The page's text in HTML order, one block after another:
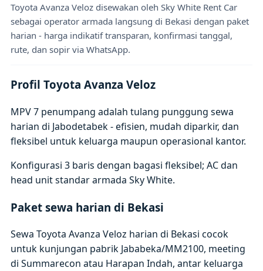
Toyota Avanza Veloz disewakan oleh Sky White Rent Car
sebagai operator armada langsung di Bekasi dengan paket
harian - harga indikatif transparan, konfirmasi tanggal,
rute, dan sopir via WhatsApp.
Profil Toyota Avanza Veloz
MPV 7 penumpang adalah tulang punggung sewa
harian di Jabodetabek - efisien, mudah diparkir, dan
fleksibel untuk keluarga maupun operasional kantor.
Konfigurasi 3 baris dengan bagasi fleksibel; AC dan
head unit standar armada Sky White.
Paket sewa harian di Bekasi
Sewa Toyota Avanza Veloz harian di Bekasi cocok
untuk kunjungan pabrik Jababeka/MM2100, meeting
di Summarecon atau Harapan Indah, antar keluarga